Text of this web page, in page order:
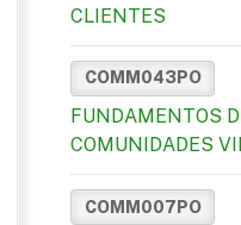
CLIENTES
COMM043PO
FUNDAMENTOS
COMUNIDADES
COMM007PO